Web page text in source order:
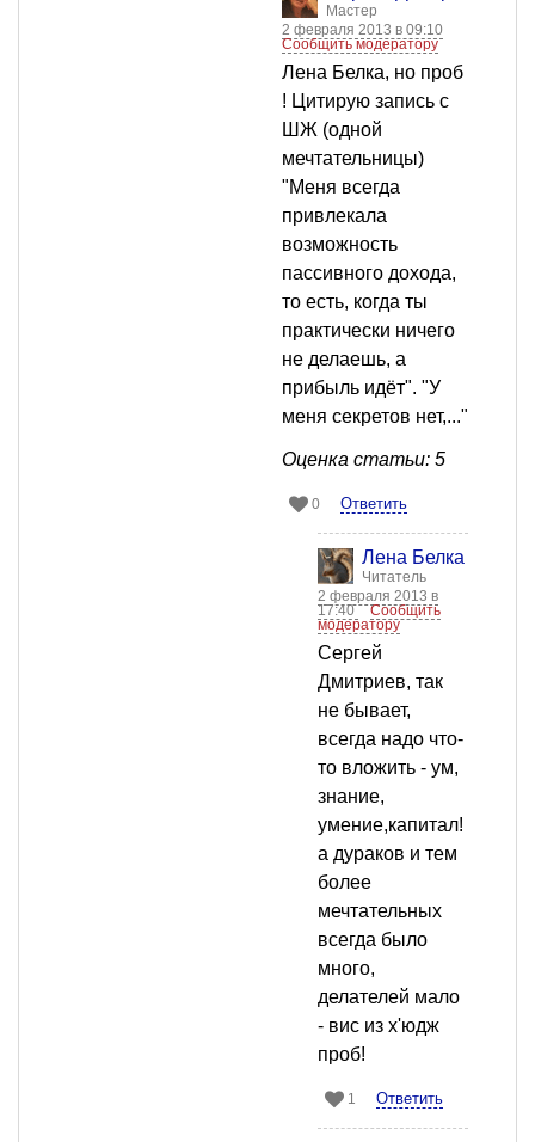
Мастер
2 февраля 2013 в 09:10
Сообщить модератору
Лена Белка, но проб
! Цитирую запись с
ШЖ (одной
мечтательницы)
"Меня всегда
привлекала
возможность
пассивного дохода,
то есть, когда ты
практически ничего
не делаешь, а
прибыль идёт". "У
меня секретов нет,..."
Оценка статьи: 5
0 Ответить
Лена Белка
Читатель
2 февраля 2013 в
17:40
Сообщить
модератору
Сергей
Дмитриев, так
не бывает,
всегда надо что-
то вложить - ум,
знание,
умение,капитал!
а дураков и тем
более
мечтательных
всегда было
много,
делателей мало
- вис из х'юдж
проб!
1 Ответить